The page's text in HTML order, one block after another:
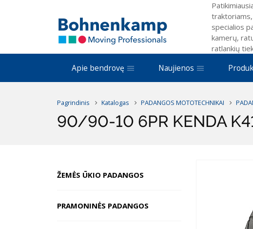
specialios
kamerų,
ratlankių
Apie bendrovę Naujienos
Pagrindinis Katalogas PADANGOS MOTOTECHNIKAI
90/90-10 6PR KENDA
ŽEMĖS ŪKIO PADANGOS
PRAMONINĖS PADANGOS